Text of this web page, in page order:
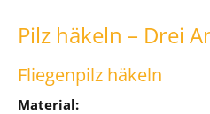
Pilz häkeln – Drei
Fliegenpilz häkeln
Material: